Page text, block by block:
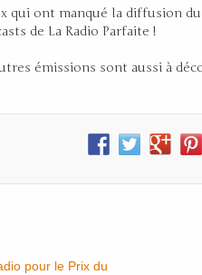
qui ont manqué la diffusion du
de La Radio Parfaite !
émissions sont aussi à
pour le Prix du